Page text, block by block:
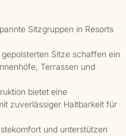
Sitzgruppen in Resorts
Sitze schaffen ein
Terrassen und
bietet eine
zuverlässiger Haltbarkeit für
und unterstützen